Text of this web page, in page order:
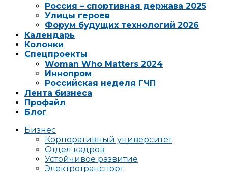
Россия – спортивная держава 2025
Улицы героев
Форум будущих технологий 2026
Календарь
Колонки
Спецпроекты
Woman Who Matters 2024
Иннопром
Российская неделя ГЧП
Лента бизнеса
Профайл
Блог
Бизнес
Корпоративный университет
Отдел кадров
Устойчивое развитие
Электротранспорт